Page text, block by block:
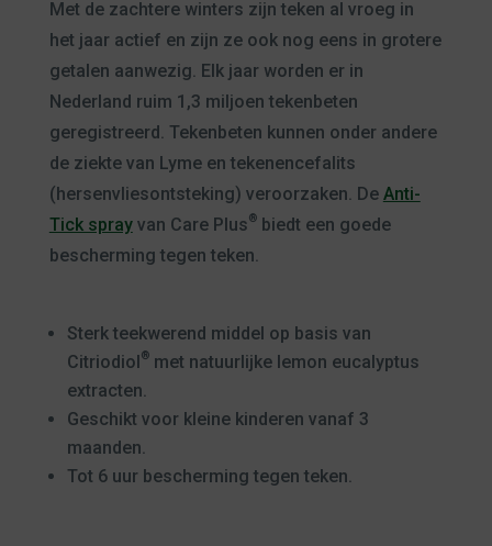
Met de zachtere winters zijn teken al vroeg in
het jaar actief en zijn ze ook nog eens in grotere
getalen aanwezig. Elk jaar worden er in
Nederland ruim 1,3 miljoen tekenbeten
geregistreerd. Tekenbeten kunnen onder andere
de ziekte van Lyme en tekenencefalits
(hersenvliesontsteking) veroorzaken. De Anti-
Tick sprayvan Care Plus®biedt een goede
bescherming tegen teken.
Sterk teekwerend middel op basis van
Citriodiol ®met natuurlijke lemon eucalyptus
extracten.
Geschikt voor kleine kinderen vanaf 3
maanden.
Tot 6 uur bescherming tegen teken.